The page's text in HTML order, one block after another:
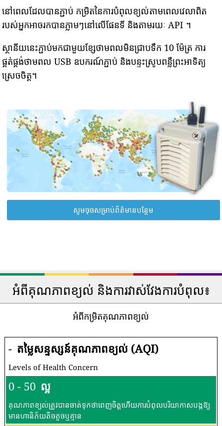
នៅពេលដែលបានភ្ជាប់ កម្រិតនៃការបំពុលខ្យល់តាមពេលវេលាពិត
របស់អ្នកអាចរកបានភ្លាមៗនៅលើផែនទី និងតាមរយៈ API ។
ស្ថានីយនេះភ្ជាប់មកជាមួយខ្សែថាមពលមិនជ្រាបទឹក 10 ម៉ែត្រ ការ
ផ្គត់ផ្គង់ថាមពល USB ឧបករណ៍ភ្ជាប់ និងបន្ទះស្រូបពន្លឺព្រះអាទិត្យ
ស្រេចចិត្ត។
សូមចុចសម្រាប់ព័ត៌មានបន្ថែម
អំពីគុណភាពខ្យល់ និងការវាស់វែងការបំពុល៖
អំពីកម្រិតគុណភាពខ្យល់
- តម្លៃសន្ទស្សន៍គុណភាពខ្យល់ (AQI)
Levels of Health Concern
0 - 50 ល្អ
គុណភាពខ្យល់ត្រូវបានចាត់ទុកថាពេញចិត្តហើយការបំពុលបរិយាកាសបង្កឱ្យ
មានហានិភ័យតិចតួចឬគ្មាន